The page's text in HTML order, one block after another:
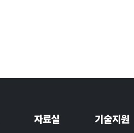
자료실 기술지원